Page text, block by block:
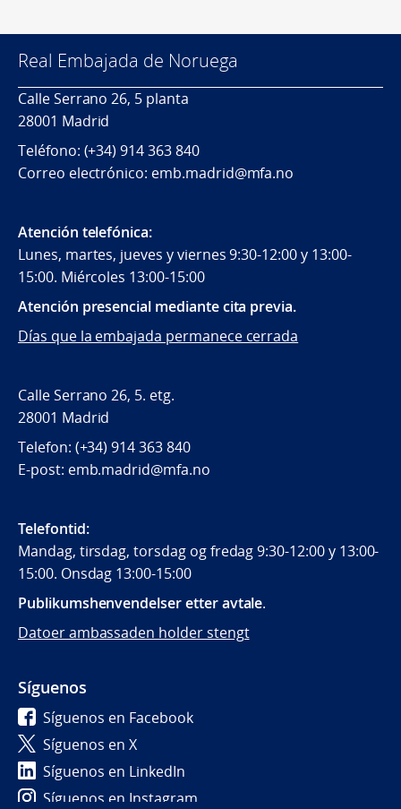
Real Embajada de Noruega
Calle Serrano 26, 5 planta
28001 Madrid
Teléfono: (+34) 914 363 840
Correo electrónico: emb.madrid@mfa.no
Atención telefónica:
Lunes, martes, jueves y viernes 9:30-12:00 y 13:00-
15:00. Miércoles 13:00-15:00
Atención presencial mediante cita previa.
Días que la embajada permanece cerrada
Calle Serrano 26, 5. etg.
28001 Madrid
Telefon: (+34) 914 363 840
E-post: emb.madrid@mfa.no
Telefontid:
Mandag, tirsdag, torsdag og fredag 9:30-12:00 y 13:00-
15:00. Onsdag 13:00-15:00
Publikumshenvendelser etter avtale.
Datoer ambassaden holder stengt
Síguenos
Síguenos en Facebook
Síguenos en X
Síguenos en LinkedIn
Síguenos en Instagram